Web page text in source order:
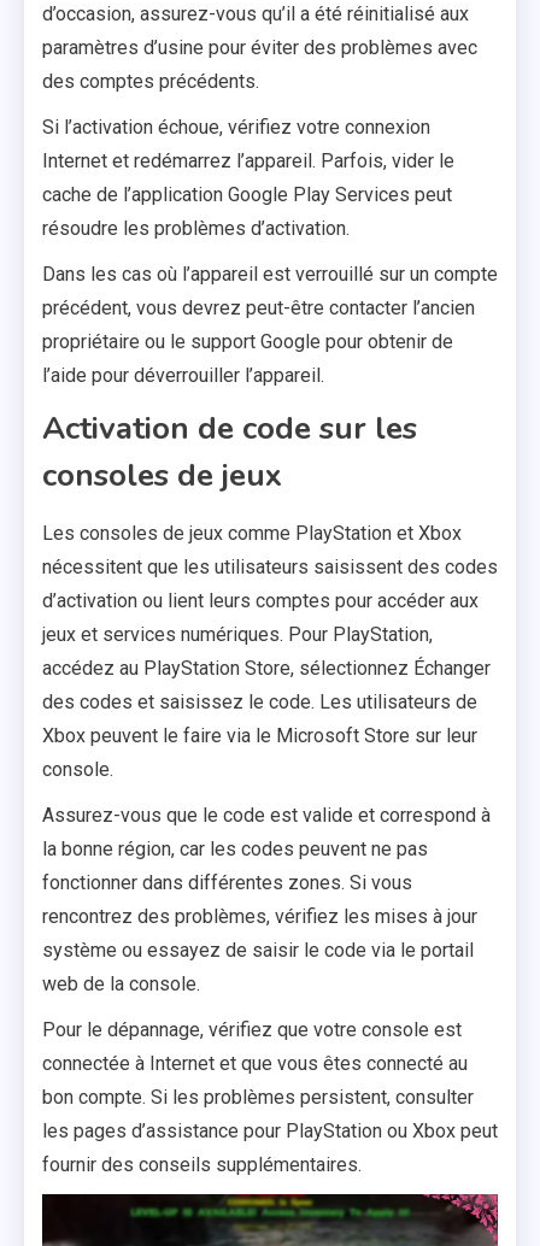
d’occasion, assurez-vous qu’il a été réinitialisé aux
paramètres d’usine pour éviter des problèmes avec
des comptes précédents.
Si l’activation échoue, vérifiez votre connexion
Internet et redémarrez l’appareil. Parfois, vider le
cache de l’application Google Play Services peut
résoudre les problèmes d’activation.
Dans les cas où l’appareil est verrouillé sur un compte
précédent, vous devrez peut-être contacter l’ancien
propriétaire ou le support Google pour obtenir de
l’aide pour déverrouiller l’appareil.
Activation de code sur les
consoles de jeux
Les consoles de jeux comme PlayStation et Xbox
nécessitent que les utilisateurs saisissent des codes
d’activation ou lient leurs comptes pour accéder aux
jeux et services numériques. Pour PlayStation,
accédez au PlayStation Store, sélectionnez Échanger
des codes et saisissez le code. Les utilisateurs de
Xbox peuvent le faire via le Microsoft Store sur leur
console.
Assurez-vous que le code est valide et correspond à
la bonne région, car les codes peuvent ne pas
fonctionner dans différentes zones. Si vous
rencontrez des problèmes, vérifiez les mises à jour
système ou essayez de saisir le code via le portail
web de la console.
Pour le dépannage, vérifiez que votre console est
connectée à Internet et que vous êtes connecté au
bon compte. Si les problèmes persistent, consulter
les pages d’assistance pour PlayStation ou Xbox peut
fournir des conseils supplémentaires.